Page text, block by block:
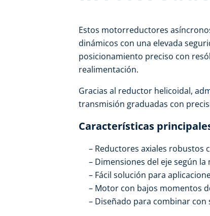
Estos motorreductores
dinámicos con una elevada
posicionamiento preciso con
realimentación.
Gracias al reductor helicoidal,
transmisión graduadas con
Características
Reductores axiales robustos
Dimensiones del eje según
Fácil solución para
Motor con bajos momentos
Diseñado para combinar